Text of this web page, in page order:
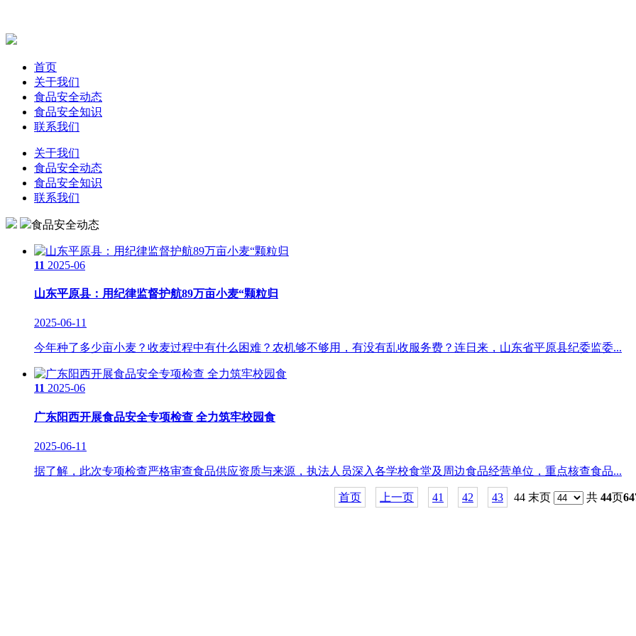
首页
关于我们
食品安全动态
食品安全知识
联系我们
关于我们
食品安全动态
食品安全知识
联系我们
食品安全动态
11 2025-06
山东平原县：用纪律监督护航89万亩小麦“颗粒归
2025-06-11
今年种了多少亩小麦？收麦过程中有什么困难？农机够不够用，有没有乱收服务费？连日来，山东省平原县纪委监委...
11 2025-06
广东阳西开展食品安全专项检查 全力筑牢校园食
2025-06-11
据了解，此次专项检查严格审查食品供应资质与来源，执法人员深入各学校食堂及周边食品经营单位，重点核查食品...
首页 上一页 41 42 43 44 末页 共 44页